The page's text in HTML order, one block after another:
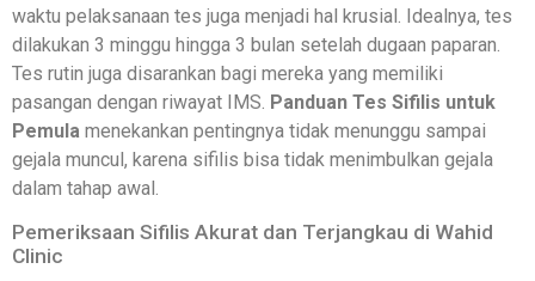
waktu pelaksanaan tes juga menjadi hal krusial. Idealnya, tes
dilakukan 3 minggu hingga 3 bulan setelah dugaan paparan.
Tes rutin juga disarankan bagi mereka yang memiliki
pasangan dengan riwayat IMS. Panduan Tes Sifilis untuk
Pemula menekankan pentingnya tidak menunggu sampai
gejala muncul, karena sifilis bisa tidak menimbulkan gejala
dalam tahap awal.
Pemeriksaan Sifilis Akurat dan Terjangkau di Wahid
Clinic